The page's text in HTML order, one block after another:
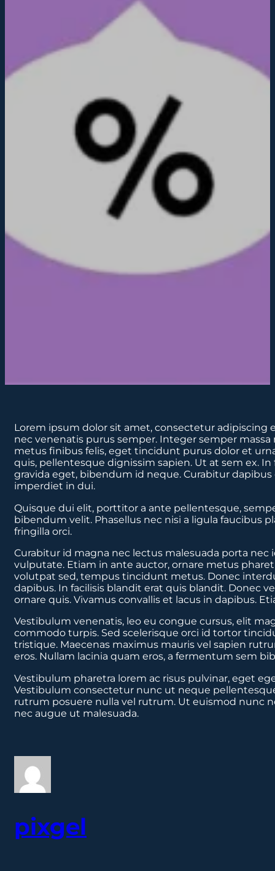
Lorem ipsum dolor sit amet, consectetur adipiscing
nec venenatis purus semper. Integer semper
metus finibus felis, eget tincidunt purus dolor et
quis, pellentesque dignissim sapien. Ut at sem ex.
gravida eget, bibendum id neque. Curabitur
imperdiet in dui.
Quisque dui elit, porttitor a ante pellentesque,
bibendum velit. Phasellus nec nisi a ligula faucibus
fringilla orci.
Curabitur id magna nec lectus malesuada porta
vulputate. Etiam in ante auctor, ornare metus
volutpat sed, tempus tincidunt metus. Donec
dapibus. In facilisis blandit erat quis blandit. Donec
ornare quis. Vivamus convallis et lacus in dapibus.
Vestibulum venenatis, leo eu congue cursus, elit
commodo turpis. Sed scelerisque orci id tortor
tristique. Maecenas maximus mauris vel sapien
eros. Nullam lacinia quam eros, a fermentum sem
Vestibulum pharetra lorem ac risus pulvinar, eget
Vestibulum consectetur nunc ut neque
rutrum posuere nulla vel rutrum. Ut euismod nunc
nec augue ut malesuada.
pixgel